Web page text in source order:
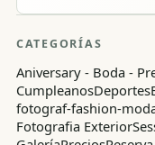
CATEGORÍAS
Aniversary - Boda -
CumpleanosDeportes
fotograf-fashion-
Fotografia Exterior